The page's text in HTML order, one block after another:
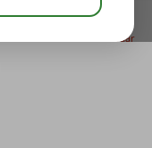
bewaar